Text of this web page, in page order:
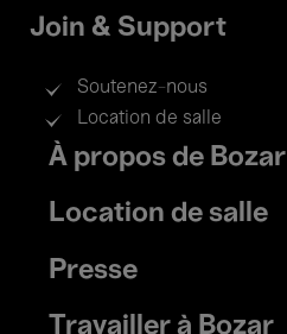
Join & Support
Soutenez-nous
Location de salle
Footer
menu
À propos de Bozar
Location de salle
Presse
Travailler à Bozar